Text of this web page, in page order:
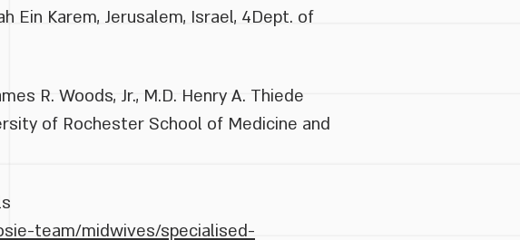
Ein Karem, Jerusalem, Israel, 4Dept. of
R. Woods, Jr., M.D. Henry A. Thiede
of Rochester School of Medicine and
team/midwives/specialised-